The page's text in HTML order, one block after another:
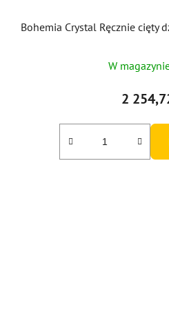
Bohemia Crystal Ręcznie cięty
W
2